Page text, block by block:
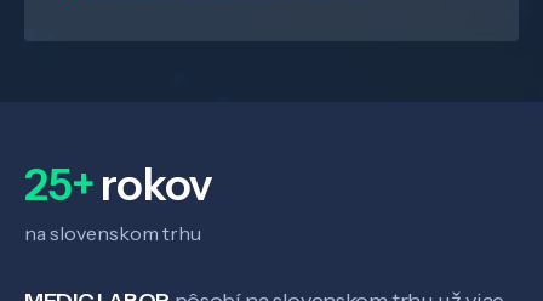
25+rokov
na slovenskom trhu